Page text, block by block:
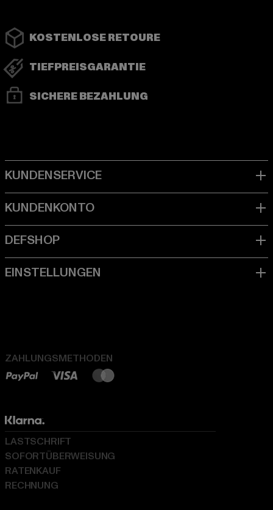
KOSTENLOSE RETOURE
TIEFPREISGARANTIE
SICHERE BEZAHLUNG
ZAHLUNGSMETHODEN
LASTSCHRIFT
SOFORTÜBERWEISUNG
RATENKAUF
RECHNUNG